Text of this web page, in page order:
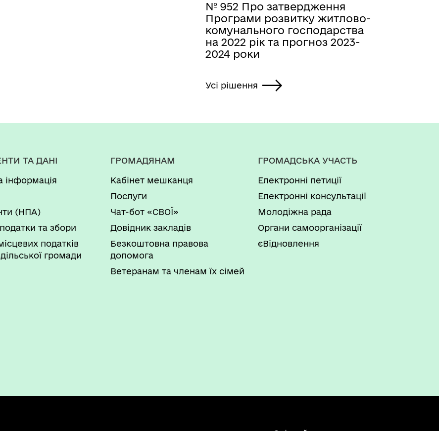
№ 952 Про затвердження
Програми розвитку житлово-
комунального господарства
на 2022 рік та прогноз 2023-
2024 роки
Усі рішення
ТА ДАНІ
інформація
(НПА)
та збори
податків
громади
ГРОМАДЯНАМ
Кабінет мешканця
Послуги
Чат-бот «СВОЇ»
Довідник закладів
Безкоштовна правова
допомога
Ветеранам та членам їх сімей
ГРОМАДСЬКА УЧАСТЬ
Електронні петиції
Електронні консультації
Молодіжна рада
Органи самоорганізації
єВідновлення